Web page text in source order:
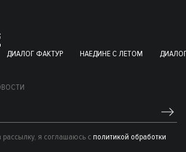
ДИАЛОГ ФАКТУР НАЕДИНЕ С ЛЕТОМ
я соглашаюсь с политикой обработки